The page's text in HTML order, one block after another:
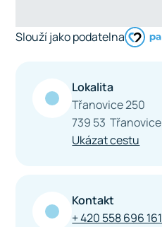
Slouží jako podatelna
Lokalita
Třanovice 250
739 53 Třanovice
Ukázat cestu
Kontakt
+ 420 558 696 161